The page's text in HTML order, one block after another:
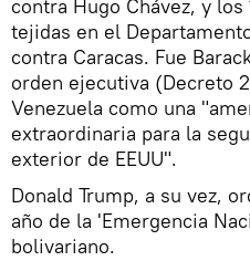
contra Hugo Chávez, y los
tejidas en el
contra Caracas. Fue
orden ejecutiva (Decreto
Venezuela como una
extraordinaria para la
exterior de EEUU".
Donald Trump, a su vez,
año de la 'Emergencia
bolivariano.